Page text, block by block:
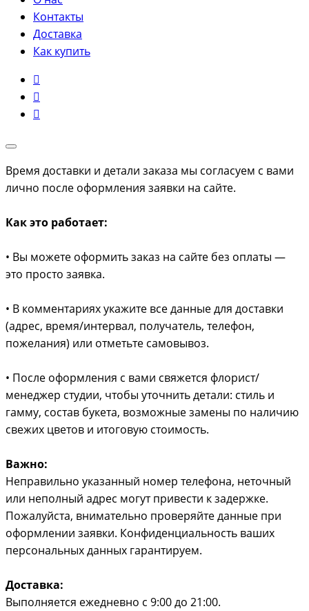
Контакты
Доставка
Как купить
Время доставки и детали заказа мы согласуем с вами
лично после оформления заявки на сайте.
Как это работает:
• Вы можете оформить заказ на сайте без оплаты —
это просто заявка.
• В комментариях укажите все данные для доставки
(адрес, время/интервал, получатель, телефон,
пожелания) или отметьте самовывоз.
• После оформления с вами свяжется флорист/
менеджер студии, чтобы уточнить детали: стиль и
гамму, состав букета, возможные замены по наличию
свежих цветов и итоговую стоимость.
Важно:
Неправильно указанный номер телефона, неточный
или неполный адрес могут привести к задержке.
Пожалуйста, внимательно проверяйте данные при
оформлении заявки. Конфиденциальность ваших
персональных данных гарантируем.
Доставка:
Выполняется ежедневно с 9:00 до 21:00.